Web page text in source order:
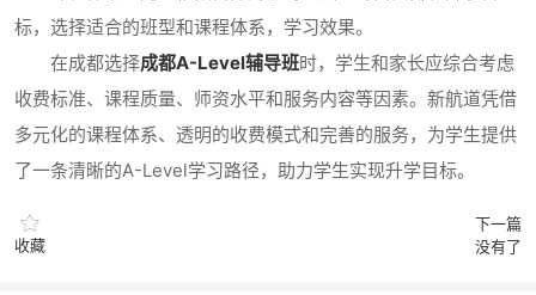
标，选择适合的班型和课程体系，学习效果。
在成都选择成都A-Level辅导班时，学生和家长应综合考虑
收费标准、课程质量、师资水平和服务内容等因素。新航道凭借
多元化的课程体系、透明的收费模式和完善的服务，为学生提供
了一条清晰的A-Level学习路径，助力学生实现升学目标。
收藏
下一篇
没有了